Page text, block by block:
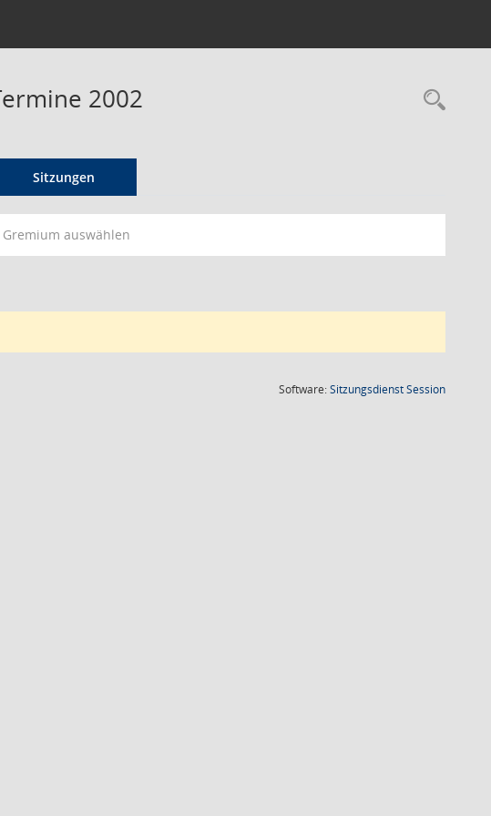
2002
Sitzungen
Gremium auswählen
Software:SitzungsdienstSession(Wird in